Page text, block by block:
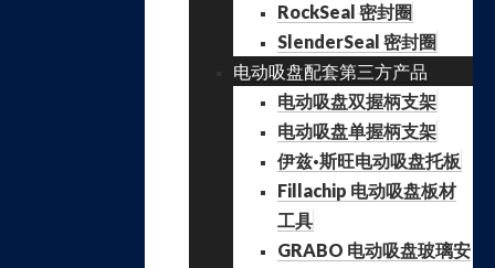
RockSeal 密封圈
SlenderSeal 密封圈
电动吸盘配套第三方产品
电动吸盘双握柄支架
电动吸盘单握柄支架
伊兹·斯旺电动吸盘托板
Fillachip 电动吸盘板材
工具
GRABO 电动吸盘玻璃安